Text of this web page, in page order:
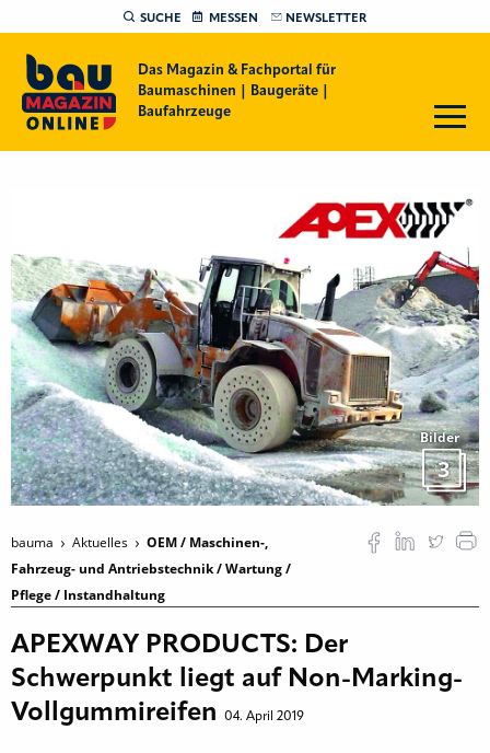
SUCHE MESSEN NEWSLETTER
Das Magazin & Fachportal für
Baumaschinen | Baugeräte |
Baufahrzeuge
Bilder
3
bauma Aktuelles
OEM / Maschinen-,
Fahrzeug- und Antriebstechnik / Wartung /
Pflege / Instandhaltung
APEXWAY PRODUCTS: Der
Schwerpunkt liegt auf Non-Marking-
Vollgummireifen
04. April 2019